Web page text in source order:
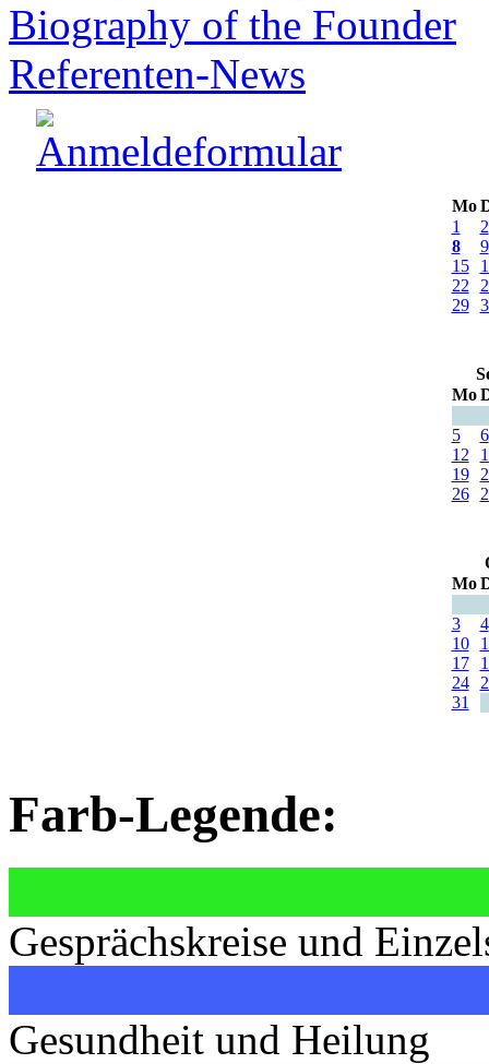
Biography of the Founder
Referenten-News
Mo
1
2
8
9
15
22
29
Mo
5
6
12
19
26
Mo
3
4
10
17
24
31
Farb-Legende:
Gesprächskreise und
Gesundheit und Heilung